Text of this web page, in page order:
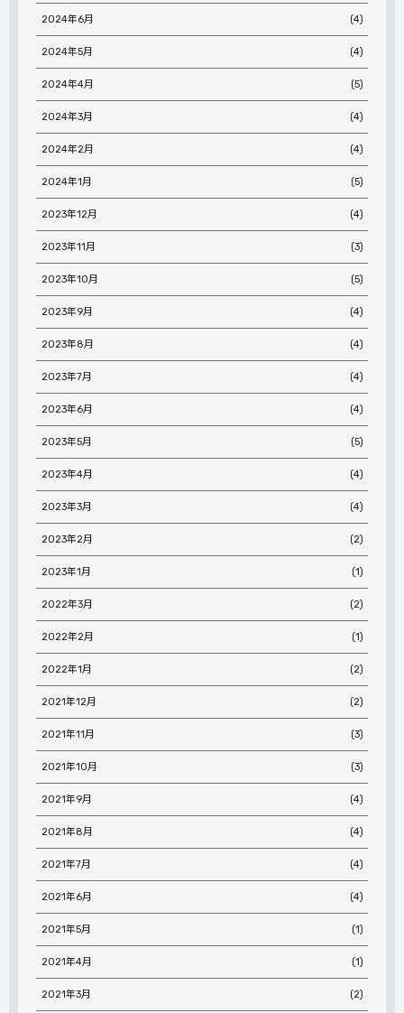
2024年6月 (4)
2024年5月 (4)
2024年4月 (5)
2024年3月 (4)
2024年2月 (4)
2024年1月 (5)
2023年12月 (4)
2023年11月 (3)
2023年10月 (5)
2023年9月 (4)
2023年8月 (4)
2023年7月 (4)
2023年6月 (4)
2023年5月 (5)
2023年4月 (4)
2023年3月 (4)
2023年2月 (2)
2023年1月 (1)
2022年3月 (2)
2022年2月 (1)
2022年1月 (2)
2021年12月 (2)
2021年11月 (3)
2021年10月 (3)
2021年9月 (4)
2021年8月 (4)
2021年7月 (4)
2021年6月 (4)
2021年5月 (1)
2021年4月 (1)
2021年3月 (2)